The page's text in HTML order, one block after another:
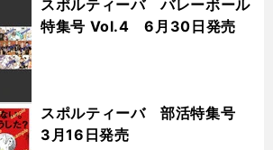
スポルティーバ バレーボール
特集号 Vol.4 6月30日発売
スポルティーバ 部活特集号
3月16日発売